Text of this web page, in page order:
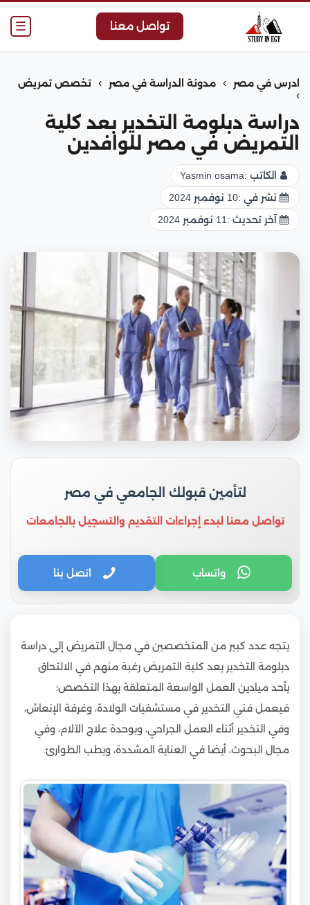
☰ تواصل معنا
ادرس في مصر › مدونة الدراسة في مصر › تخصص تمريض
›
دراسة دبلومة التخدير بعد كلية
التمريض في مصر للوافدين
الكاتب :Yasmin osama
نشر في :10 نوفمبر 2024
آخر تحديث : 11 نوفمبر 2024
لتأمين قبولك الجامعي في مصر
تواصل معنا لبدء إجراءات التقديم والتسجيل بالجامعات
واتساب اتصل بنا
يتجه عدد كبير من المتخصصين في مجال التمريض إلى دراسة
دبلومة التخدير بعد كلية التمريض رغبة منهم في الالتحاق
بأحد ميادين العمل الواسعة المتعلقة بهذا التخصص؛
فيعمل فني التخدير في مستشفيات الولادة، وغرفة الإنعاش،
وفي التخدير أثناء العمل الجراحي، وبوحدة علاج الآلام، وفي
مجال البحوث، أيضا في العناية المشددة، وبطب الطوارئ.